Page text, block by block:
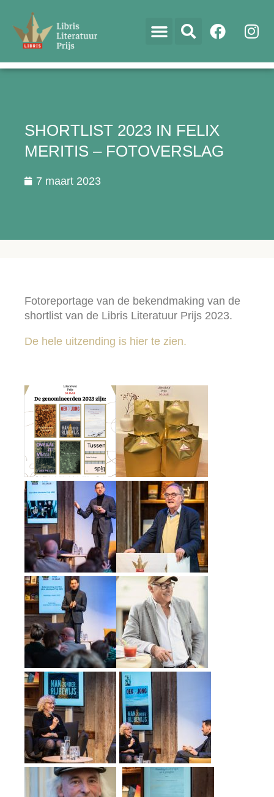
SHORTLIST 2023 IN FELIX
MERITIS – FOTOVERSLAG
7 maart 2023
Fotoreportage van de bekendmaking van de
shortlist van de Libris Literatuur Prijs 2023.
De hele uitzending is hier te zien.